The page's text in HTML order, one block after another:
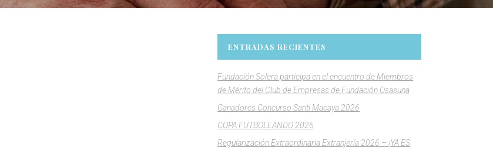
ENTRADAS RECIENTES
Fundación Solera participa en el encuentro de Miembros
de Mérito del Club de Empresas de Fundación Osasuna
Ganadores Concurso Santi Macaya 2026
COPA FUTBOLEANDO 2026
Regularización Extraordinaria Extranjería 2026 – ¡YA ES